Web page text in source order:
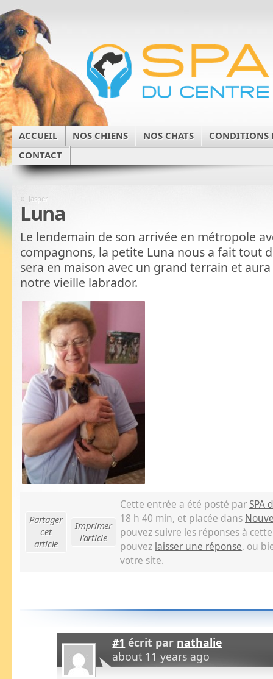
ACCUEIL NOS CHIENS NOS CHATS
CONDITIONS
CONTACT
« Jasper
Luna
Le lendemain de son arrivée en métropole
compagnons, la petite Luna nous a fait tout
sera en maison avec un grand terrain et
notre vieille labrador.
Partager
cet
article
Imprimer
l'article
Cette entrée a été posté parSPA
18 h 40 min, et placée dans
pouvez suivre les réponses à
pouvez laisser une réponse, ou
votre site.
#1 écrit par nathalie
about 11 years ago